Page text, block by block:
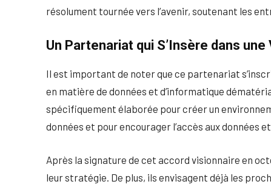
résolument tournée vers l’avenir, soutenant les
Un Partenariat qui S’Insère dans
Il est important de noter que ce partenariat
en matière de données et d’informatique
spécifiquement élaborée pour créer un
données et pour encourager l’accès aux données
Après la signature de cet accord visionnaire en
leur stratégie. De plus, ils envisagent déjà les